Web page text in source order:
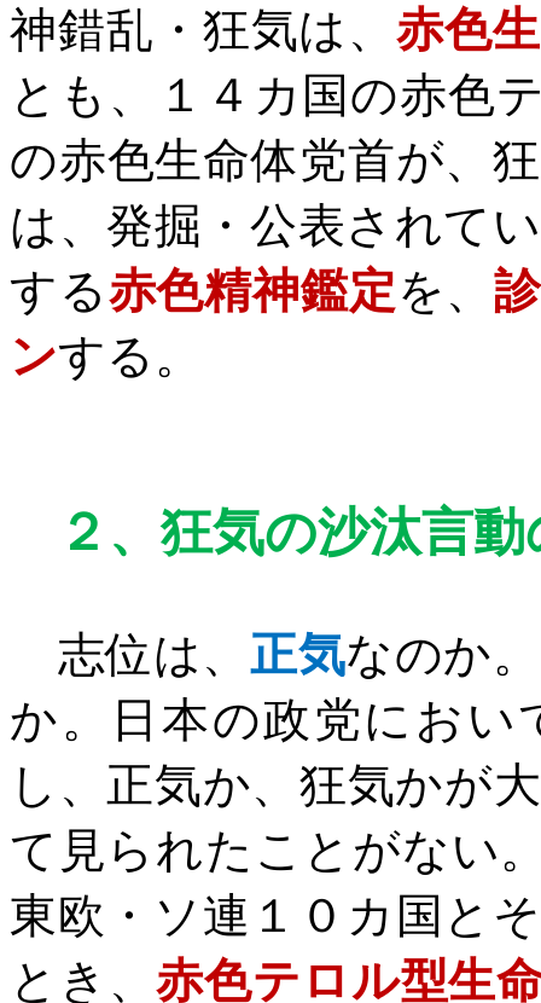
神錯乱・狂気は、赤色
とも、１４カ国の赤色
の赤色生命体党首が、
は、発掘・公表されて
する赤色精神鑑定を、
ンする。
２、狂気の沙汰言
志位は、正気なのか
か。日本の政党におい
し、正気か、狂気かが
て見られたことがない
東欧・ソ連１０カ国と
とき、赤色テロル型生